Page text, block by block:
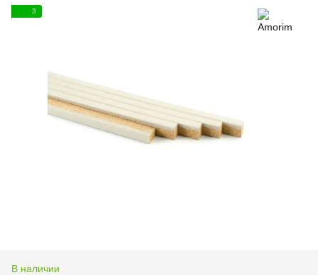
3
В наличии